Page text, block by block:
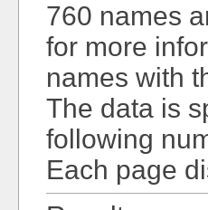
760 names
for more
names with
The data is
following
Each page